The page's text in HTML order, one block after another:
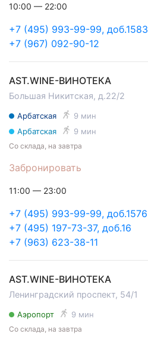
+7 (495) 993-99-99, доб.1583
+7 (967) 092-90-12
10:00 — 22:00
AST.WINE-ВИНОТЕКА
Большая Никитская, д.22/2
Арбатская
9 мин
Арбатская
9 мин
Забронировать
Со склада, на завтра
+7 (495) 993-99-99, доб.1576
+7 (495) 197-73-37, доб.16
+7 (963) 623-38-11
11:00 — 23:00
AST.WINE-ВИНОТЕКА
Ленинградский проспект, 54/1
Аэропорт 9 мин
Со склада, на завтра